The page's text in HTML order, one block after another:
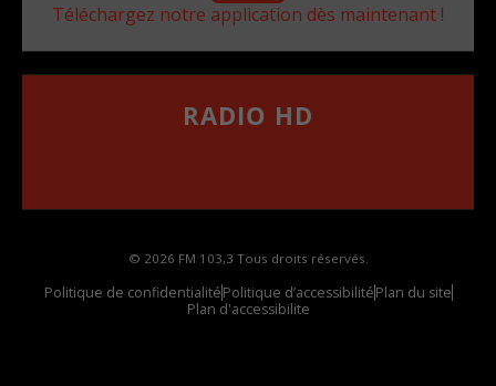
Téléchargez notre application dès maintenant !
RADIO HD
© 2026 FM 103,3 Tous droits réservés.
Politique de confidentialitéPolitique d’accessibilitéPlan du site
Plan d'accessibilite